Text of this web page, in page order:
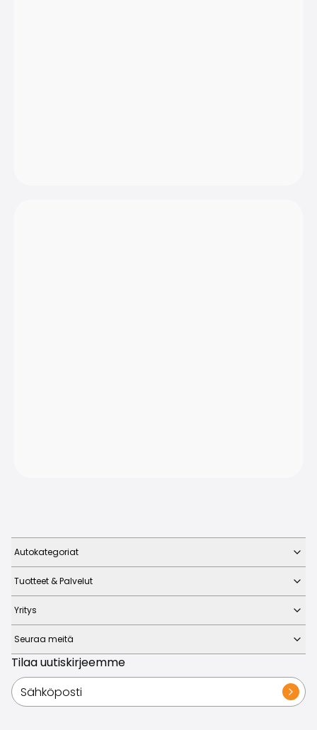
Autokategoriat
Tuotteet & Palvelut
Yritys
Seuraa meitä
Tilaa uutiskirjeemme